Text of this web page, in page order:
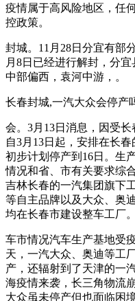
疫情属于高风险地区，任
控政策。
封城。11月28日分宜有部
月8日已经进行解封，分
中部偏西，袁河中游，。
长春封城,一汽大众会停产
会。3月13日消息，因受
自3月13日起，安排在长
初步计划停产到16日。生
情况和省、市有关要求综
吉林长春的一汽集团旗下
等自主品牌以及大众、奥
均在长春市建设整车工厂。
车市情况汽车生产基地受
天，一汽大众、奥迪等工
产，还辐射到了天津的一
海疫情来袭，长三角物流
大众虽未停产但也面临困